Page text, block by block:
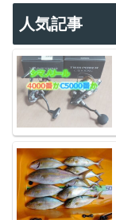
人気記事